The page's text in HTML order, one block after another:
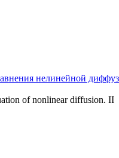
нелинейной
of nonlinear diffusion. II